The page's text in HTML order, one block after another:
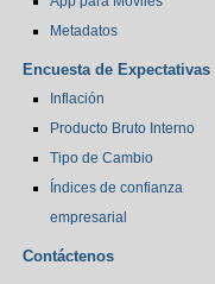
Metadatos
Encuesta de Expectativas
Inflación
Producto Bruto Interno
Tipo de Cambio
Índices de confianza
empresarial
Contáctenos